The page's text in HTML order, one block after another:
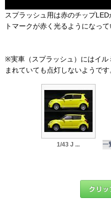
スプラッシュ用は赤のチップ
トマークが赤く光るようになって
※実車（スプラッシュ）にはイル
まれていても点灯しないようです
1/43 J ... 一